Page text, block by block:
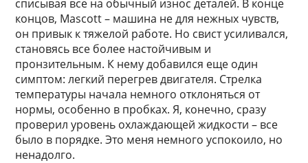
списывая все на обычный износ деталей. В конце
концов, Mascott – машина не для нежных чувств,
он привык к тяжелой работе. Но свист усиливался,
становясь все более настойчивым и
пронзительным. К нему добавился еще один
симптом: легкий перегрев двигателя. Стрелка
температуры начала немного отклоняться от
нормы, особенно в пробках. Я, конечно, сразу
проверил уровень охлаждающей жидкости – все
было в порядке. Это меня немного успокоило, но
ненадолго.